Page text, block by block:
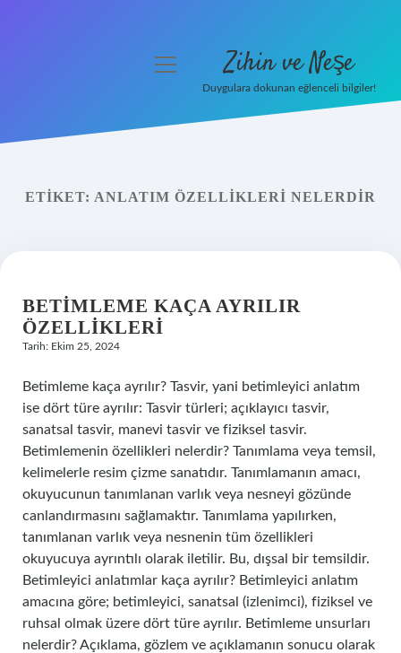
Yasal Uyarı
menüyü
Zihin ve Neşe
Duygulara dokunan eğlenceli bilgiler!
ETIKET: ANLATIM ÖZELLIKLERI NELERDIR
BETIMLEME KAÇA AYRILIR
ÖZELLIKLERI
Tarih: Ekim 25, 2024
Betimleme kaça ayrılır? Tasvir, yani betimleyici anlatım
ise dört türe ayrılır: Tasvir türleri; açıklayıcı tasvir,
sanatsal tasvir, manevi tasvir ve fiziksel tasvir.
Betimlemenin özellikleri nelerdir? Tanımlama veya temsil,
kelimelerle resim çizme sanatıdır. Tanımlamanın amacı,
okuyucunun tanımlanan varlık veya nesneyi gözünde
canlandırmasını sağlamaktır. Tanımlama yapılırken,
tanımlanan varlık veya nesnenin tüm özellikleri
okuyucuya ayrıntılı olarak iletilir. Bu, dışsal bir temsildir.
Betimleyici anlatımlar kaça ayrılır? Betimleyici anlatım
amacına göre; betimleyici, sanatsal (izlenimci), fiziksel ve
ruhsal olmak üzere dört türe ayrılır. Betimleme unsurları
nelerdir? Açıklama, gözlem ve açıklamanın sonucu olarak